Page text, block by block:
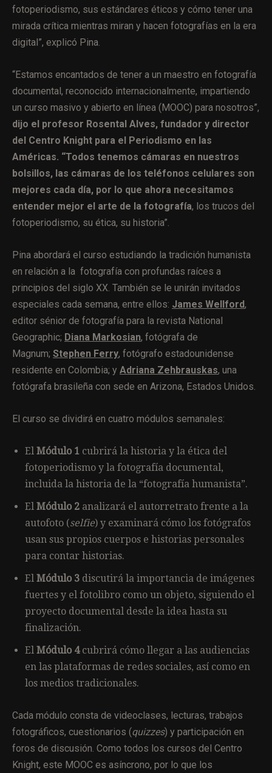
fotoperiodismo, sus estándares éticos y cómo tener una
mirada crítica mientras miran y hacen fotografías en la era
digital”, explicó Pina.
“Estamos encantados de tener a un maestro en fotografía
documental, reconocido internacionalmente, impartiendo
un curso masivo y abierto en línea (MOOC) para nosotros”,
dijo el profesor Rosental Alves, fundador y director
del Centro Knight para el Periodismo en las
Américas. “Todos tenemos cámaras en nuestros
bolsillos, las cámaras de los teléfonos celulares son
mejores cada día, por lo que ahora necesitamos
entender mejor el arte de la fotografía, los trucos del
fotoperiodismo, su ética, su historia”.
Pina abordará el curso estudiando la tradición humanista
en relación a la fotografía con profundas raíces a
principios del siglo XX. También se le unirán invitados
especiales cada semana, entre ellos: James Wellford,
editor sénior de fotografía para la revista National
Geographic; Diana Markosian, fotógrafa de
Magnum; Stephen Ferry, fotógrafo estadounidense
residente en Colombia; y Adriana Zehbrauskas, una
fotógrafa brasileña con sede en Arizona, Estados Unidos.
El curso se dividirá en cuatro módulos semanales:
El Módulo 1 cubrirá la historia y la ética del
fotoperiodismo y la fotografía documental,
incluida la historia de la “fotografía humanista”.
El Módulo 2 analizará el autorretrato frente a la
autofoto (selfie) y examinará cómo los fotógrafos
usan sus propios cuerpos e historias personales
para contar historias.
El Módulo 3 discutirá la importancia de imágenes
fuertes y el fotolibro como un objeto, siguiendo el
proyecto documental desde la idea hasta su
finalización.
El Módulo 4cubrirá cómo llegar a las audiencias
en las plataformas de redes sociales, así como en
los medios tradicionales.
Cada módulo consta de videoclases, lecturas, trabajos
fotográficos, cuestionarios (quizzes) y participación en
foros de discusión. Como todos los cursos del Centro
Knight, este MOOC es asíncrono, por lo que los